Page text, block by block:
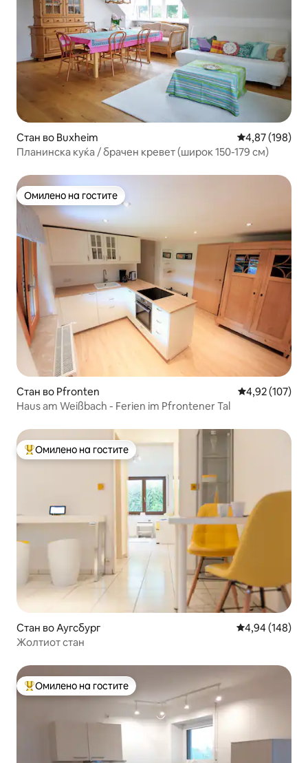
Стан во Buxheim Просечна
4,87 (198)
Планинска куќа / брачен кревет (широк 150-179 см)
Омилено на гостите
Омилено на гостите
Стан во Pfronten Просечна
4,92 (107)
Haus am Weißbach - Ferien im Pfrontener Tal
Меѓу најуспешните „Омилени на гостите“
Омилено на гостите
Стан во Аугсбург Просечна
4,94 (148)
Жолтиот стан
Меѓу најуспешните „Омилени на гостите“
Омилено на гостите